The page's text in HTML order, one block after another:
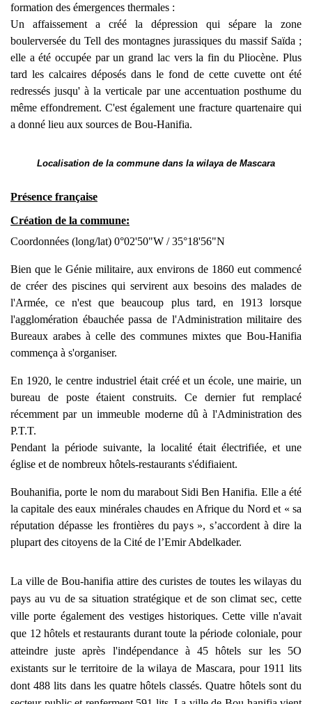
formation des émergences thermales :
Un affaissement a créé la dépression qui sépare la zone
boulerversée du Tell des montagnes jurassiques du massif Saïda ;
elle a été occupée par un grand lac vers la fin du Pliocène. Plus
tard les calcaires déposés dans le fond de cette cuvette ont été
redressés jusqu' à la verticale par une accentuation posthume du
même effondrement. C'est également une fracture quartenaire qui
a donné lieu aux sources de Bou-Hanifia.
Localisation de la commune dans la wilaya de Mascara
Présence française
Création de la commune:
Coordonnées (long/lat) 0°02'50"W / 35°18'56"N
Bien que le Génie militaire, aux environs de 1860 eut commencé
de créer des piscines qui servirent aux besoins des malades de
l'Armée, ce n'est que beaucoup plus tard, en 1913 lorsque
l'agglomération ébauchée passa de l'Administration militaire des
Bureaux arabes à celle des communes mixtes que Bou-Hanifia
commença à s'organiser.
En 1920, le centre industriel était créé et un école, une mairie, un
bureau de poste étaient construits. Ce dernier fut remplacé
récemment par un immeuble moderne dû à l'Administration des
P.T.T.
Pendant la période suivante, la localité était électrifiée, et une
église et de nombreux hôtels-restaurants s'édifiaient.
Bouhanifia, porte le nom du marabout Sidi Ben Hanifia. Elle a été
la capitale des eaux minérales chaudes en Afrique du Nord et « sa
réputation dépasse les frontières du pays », s’accordent à dire la
plupart des citoyens de la Cité de l’Emir Abdelkader.
La ville de Bou-hanifia attire des curistes de toutes les wilayas du
pays au vu de sa situation stratégique et de son climat sec, cette
ville porte également des vestiges historiques. Cette ville n'avait
que 12 hôtels et restaurants durant toute la période coloniale, pour
atteindre juste après l'indépendance à 45 hôtels sur les 5O
existants sur le territoire de la wilaya de Mascara, pour 1911 lits
dont 488 lits dans les quatre hôtels classés. Quatre hôtels sont du